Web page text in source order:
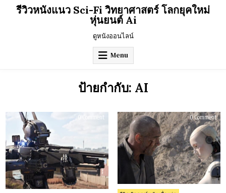
รีวิวหนังแนว Sci-Fi วิทยาศาสตร์ โลกยุคใหม่
หุ่นยนต์ Ai
ดูหนังออนไลน์
Menu
ป้ายกำกับ: AI
0 Comment
Chappie
(2015)
0 Commenton
รีวิว